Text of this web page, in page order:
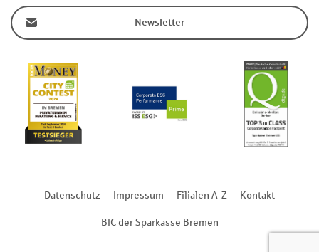
Newsletter
Datenschutz Impressum Filialen A-Z Kontakt
BIC der Sparkasse Bremen